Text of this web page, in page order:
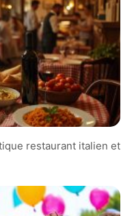
restaurant italien et